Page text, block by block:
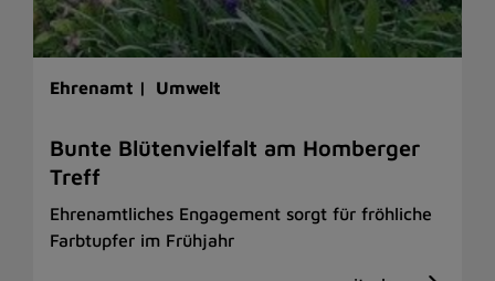
Ehrenamt | Umwelt
Bunte Blütenvielfalt am Homberger
Treff
Ehrenamtliches Engagement sorgt für fröhliche
Farbtupfer im Frühjahr